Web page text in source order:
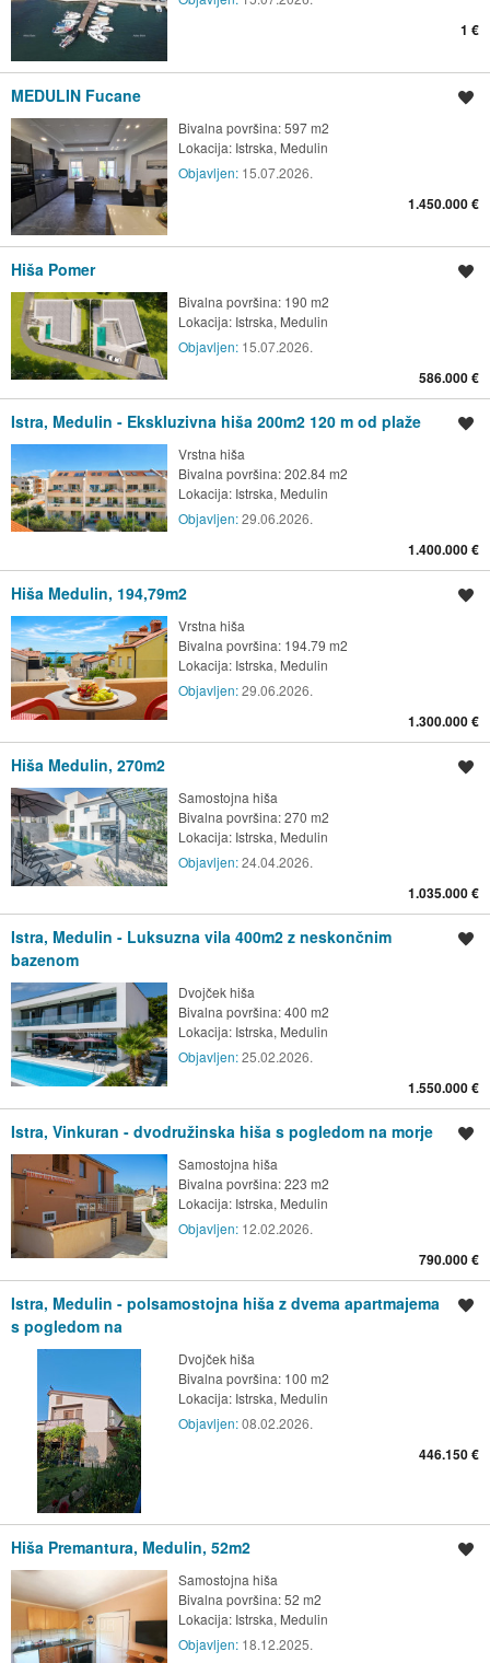
1 €
MEDULIN Fucane
Bivalna površina: 597 m2
Lokacija: Istrska, Medulin
Objavljen: 15.07.2026.
1.450.000 €
Hiša Pomer
Bivalna površina: 190 m2
Lokacija: Istrska, Medulin
Objavljen: 15.07.2026.
586.000 €
Istra, Medulin - Ekskluzivna hiša 200m2 120 m od plaže
Vrstna hiša
Bivalna površina: 202.84 m2
Lokacija: Istrska, Medulin
Objavljen:29.06.2026.
1.400.000 €
Hiša Medulin, 194,79m2
Vrstna hiša
Bivalna površina: 194.79 m2
Lokacija: Istrska, Medulin
Objavljen:29.06.2026.
1.300.000 €
Hiša Medulin, 270m2
Samostojna hiša
Bivalna površina: 270 m2
Lokacija: Istrska, Medulin
Objavljen:24.04.2026.
1.035.000 €
Istra, Medulin - Luksuzna vila 400m2 z neskončnim
bazenom
Dvojček hiša
Bivalna površina: 400 m2
Lokacija: Istrska, Medulin
Objavljen:25.02.2026.
1.550.000 €
Istra, Vinkuran - dvodružinska hiša s pogledom na morje
Samostojna hiša
Bivalna površina: 223 m2
Lokacija: Istrska, Medulin
Objavljen: 12.02.2026.
790.000 €
Istra, Medulin - polsamostojna hiša z dvema apartmajema
s pogledom na
Dvojček hiša
Bivalna površina: 100 m2
Lokacija: Istrska, Medulin
Objavljen:08.02.2026.
446.150 €
Hiša Premantura, Medulin, 52m2
Samostojna hiša
Bivalna površina: 52 m2
Lokacija: Istrska, Medulin
Objavljen: 18.12.2025.